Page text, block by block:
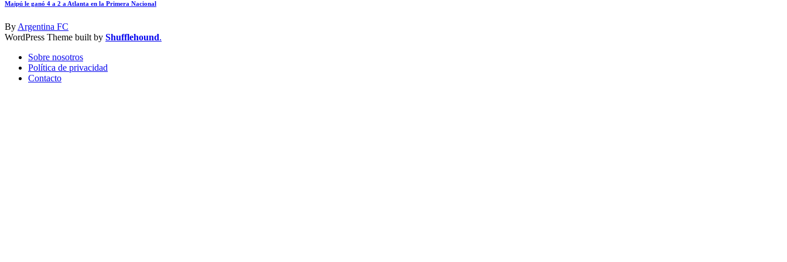
Maipú le ganó 4 a 2 a Atlanta en la Primera Nacional
By Argentina FC
WordPress Theme built by Shufflehound.
Sobre nosotros
Política de privacidad
Contacto